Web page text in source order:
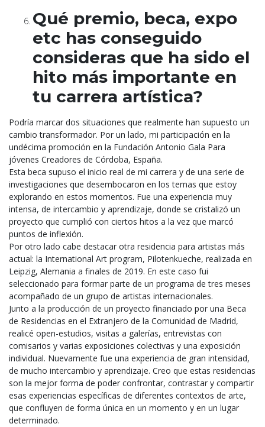
Qué premio, beca, expo
etc has conseguido
consideras que ha sido el
hito más importante en
tu carrera artística?
Podría marcar dos situaciones que realmente han supuesto un
cambio transformador. Por un lado, mi participación en la
undécima promoción en la Fundación Antonio Gala Para
jóvenes Creadores de Córdoba, España.
Esta beca supuso el inicio real de mi carrera y de una serie de
investigaciones que desembocaron en los temas que estoy
explorando en estos momentos. Fue una experiencia muy
intensa, de intercambio y aprendizaje, donde se cristalizó un
proyecto que cumplió con ciertos hitos a la vez que marcó
puntos de inflexión.
Por otro lado cabe destacar otra residencia para artistas más
actual: la International Art program, Pilotenkueche, realizada en
Leipzig, Alemania a finales de 2019. En este caso fui
seleccionado para formar parte de un programa de tres meses
acompañado de un grupo de artistas internacionales.
Junto a la producción de un proyecto financiado por una Beca
de Residencias en el Extranjero de la Comunidad de Madrid,
realicé open-estudios, visitas a galerías, entrevistas con
comisarios y varias exposiciones colectivas y una exposición
individual. Nuevamente fue una experiencia de gran intensidad,
de mucho intercambio y aprendizaje. Creo que estas residencias
son la mejor forma de poder confrontar, contrastar y compartir
esas experiencias específicas de diferentes contextos de arte,
que confluyen de forma única en un momento y en un lugar
determinado.